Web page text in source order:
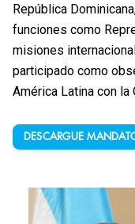
República
funciones como
misiones
participado como
América Latina con la
DESCARGUE